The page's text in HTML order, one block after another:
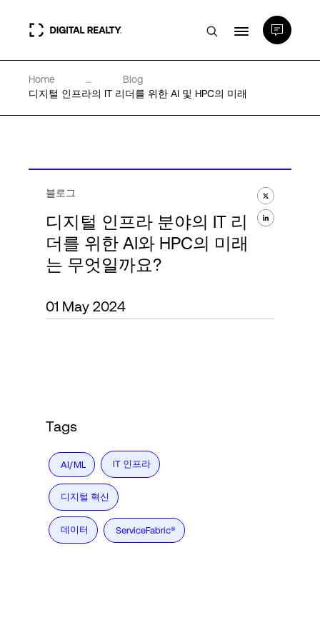
데이터 센터
전문성 및 리소스
Home ...
Blog
디지털 인프라의 IT 리더를 위한 AI 및 HPC의 미래
블로그
디지털 인프라 분야의 IT 리
더를 위한 AI와 HPC의 미래
는 무엇일까요?
01 May 2024
Tags
AI/ML IT 인프라
디지털 혁신
데이터 ServiceFabric®